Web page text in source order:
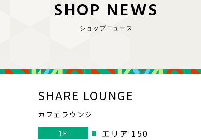
SHOP NEWS
ショップニュース
SHARE LOUNGE
カフェラウンジ
1F
エリア 150